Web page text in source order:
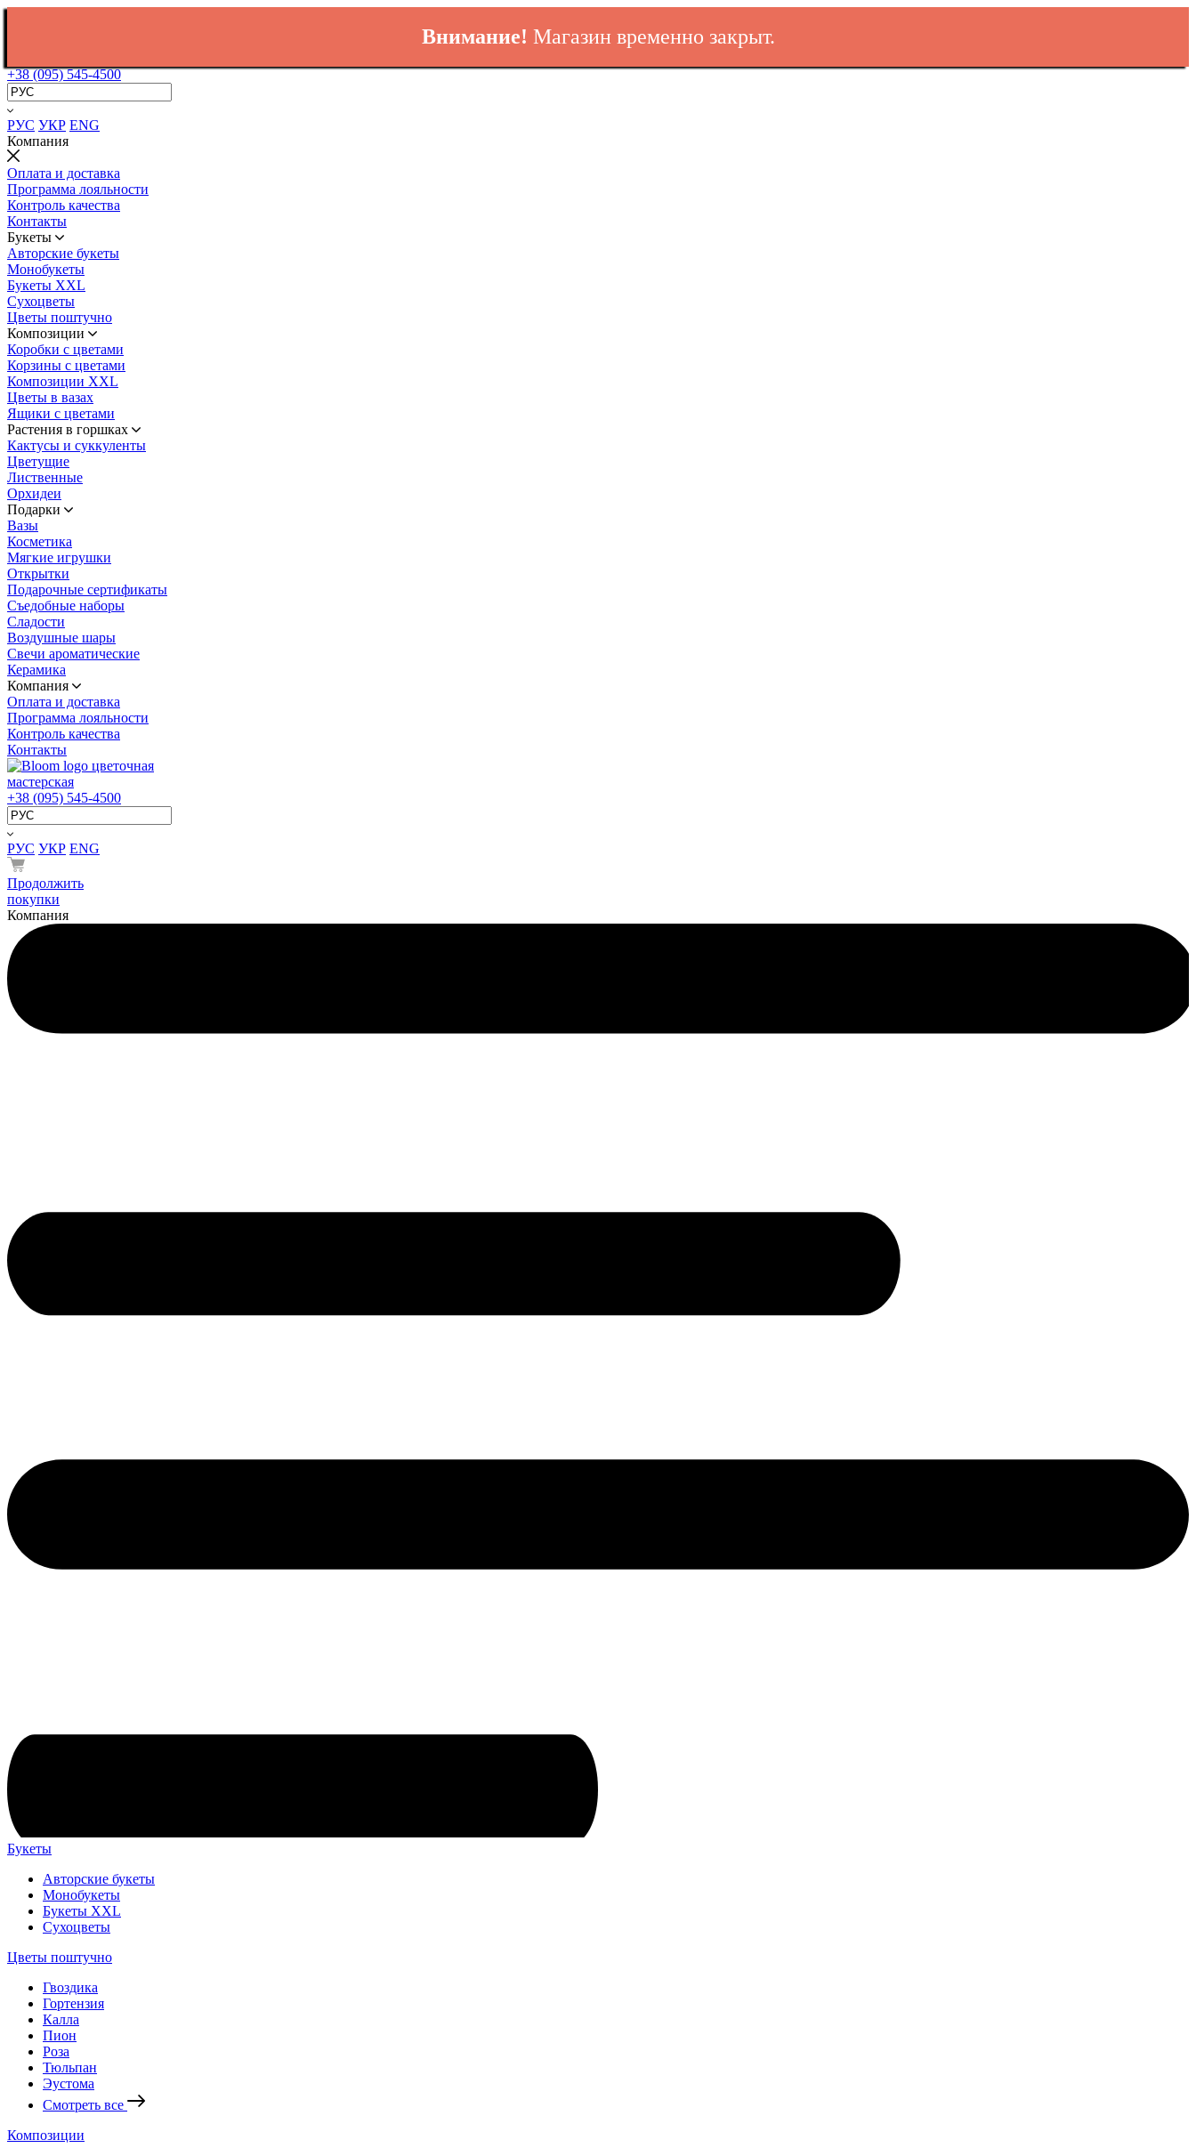
Внимание! Магазин временно закрыт.
+38 (095) 545-4500
РУС УКР ENG
Компания
Оплата и доставка
Программа лояльности
Контроль качества
Контакты
Букеты
Авторские букеты
Монобукеты
Букеты XXL
Сухоцветы
Цветы поштучно
Композиции
Коробки с цветами
Корзины с цветами
Композиции XXL
Цветы в вазах
Ящики с цветами
Растения в горшках
Кактусы и суккуленты
Цветущие
Лиственные
Орхидеи
Подарки
Вазы
Косметика
Мягкие игрушки
Открытки
Подарочные сертификаты
Съедобные наборы
Сладости
Воздушные шары
Свечи ароматические
Керамика
Компания
Оплата и доставка
Программа лояльности
Контроль качества
Контакты
цветочная
мастерская
+38 (095) 545-4500
РУС УКР ENG
Продолжить
покупки
Компания
Букеты
Авторские букеты
Монобукеты
Букеты XXL
Сухоцветы
Цветы поштучно
Гвоздика
Гортензия
Калла
Пион
Роза
Тюльпан
Эустома
Смотреть все
Композиции